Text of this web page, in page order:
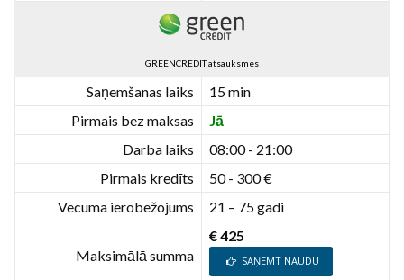
GREENCREDIT atsauksmes
Saņemšanas laiks
15 min
Pirmais bez maksas
Jā
Darba laiks
08:00 - 21:00
Pirmais kredīts
50 - 300 €
Vecuma ierobežojums
21 – 75 gadi
Maksimālā summa
€ 425
SAŅEMT NAUDU